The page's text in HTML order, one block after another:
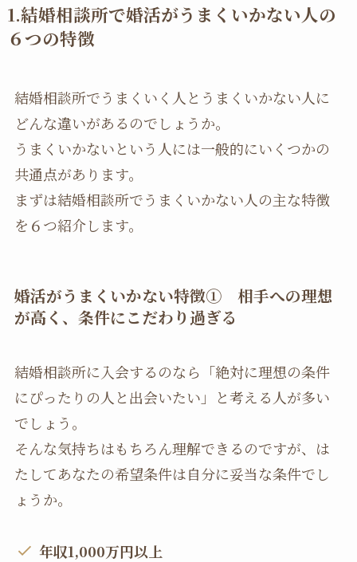
1.結婚相談所で婚活がうまくいかない人の
６つの特徴
結婚相談所でうまくいく人とうまくいかない人に
どんな違いがあるのでしょうか。
うまくいかないという人には一般的にいくつかの
共通点があります。
まずは結婚相談所でうまくいかない人の主な特徴
を６つ紹介します。
婚活がうまくいかない特徴① 相手への理想
が高く、条件にこだわり過ぎる
結婚相談所に入会するのなら「絶対に理想の条件
にぴったりの人と出会いたい」と考える人が多い
でしょう。
そんな気持ちはもちろん理解できるのですが、は
たしてあなたの希望条件は自分に妥当な条件でし
ょうか。
年収1,000万円以上